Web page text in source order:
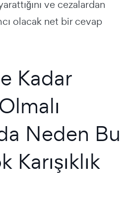
ve cezalardan
olacak net bir cevap
Kadar
Neden Bu
Karışıklık